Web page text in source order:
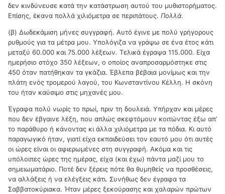
δεν κινδύνευσε κατά την κατάστρωση αυτού του μυθιστορήματος.
Επίσης, έκανα πολλά χιλιόμετρα σε περιπάτους. Πολλά.
(β) Δωδεκάμιση μήνες συγγραφή. Αυτό έγινε με πολύ γρήγορους
ρυθμούς για τα μέτρα μου. Υπολόγιζα να γράψω σε ένα έτος κάτι
μεταξύ 60.000 και 75.000 λέξεων. Τελικά έγραψα 115.000. Είχα
ημερήσιο στόχο 350 λέξεων, ο οποίος αναπροσαρμόστηκε στις
450 όταν πατήθηκαν τα γκάζια. Έβλεπα βέβαια μονίμως και την
πλάτη ενός τρομερού λαγού, του Κωνσταντίνου Κέλλη. Η σκόνη
του ήταν καύσιμο στις μηχανές μου.
Έγραφα πολύ νωρίς το πρωί, πριν τη δουλειά. Υπήρχαν και μέρες
που δεν έβγαινε λέξη, που απλώς σκεφτόμουν κοιτώντας έξω απ’
το παράθυρο ή κάνοντας κι άλλα χιλιόμετρα με τα πόδια. Κι αυτό
παραγωγικό ήταν, γιατί είχα εκπαιδεύσει τον εαυτό μου ότι αυτές
οι ώρες είναι οι αφιερωμένες στη συγγραφή. Ακόμα και τις
υπόλοιπες ώρες της ημέρας, είχα (και έχω) πάντα μαζί μου το
σημειωματάριο. Ποτέ δεν ξέρεις πότε θα θυμηθείς να προσθέσεις,
να αλλάξεις ή να ελέγξεις κάτι. Συνήθως δεν έγραφα τα
Σαββατοκύριακα. Ήταν μέρες ξεκούρασης και χαλαρών πρώτων